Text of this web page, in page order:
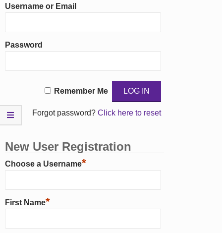
Username or Email
Password
Remember Me
Forgot password? Click here to reset
New User Registration
Choose a Username*
First Name*